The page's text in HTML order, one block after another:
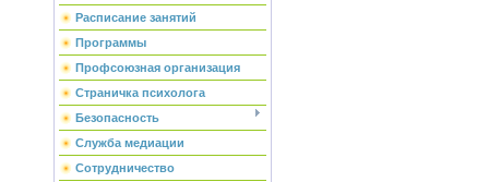
Расписание занятий
Программы
Профсоюзная организация
Страничка психолога
Безопасность
Служба медиации
Сотрудничество